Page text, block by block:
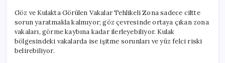
Göz ve Kulakta Görülen Vakalar Tehlikeli Zona sadece ciltte
sorun yaratmakla kalmıyor; göz çevresinde ortaya çıkan zona
vakaları, görme kaybına kadar ilerleyebiliyor. Kulak
bölgesindeki vakalarda ise işitme sorunları ve yüz felci riski
belirebiliyor.